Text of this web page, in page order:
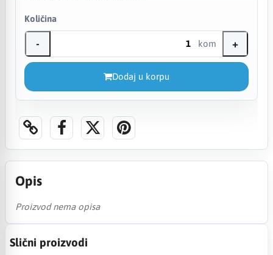
Količina
- kom +
Dodaj u korpu
Opis
Proizvod nema opisa
Slični proizvodi